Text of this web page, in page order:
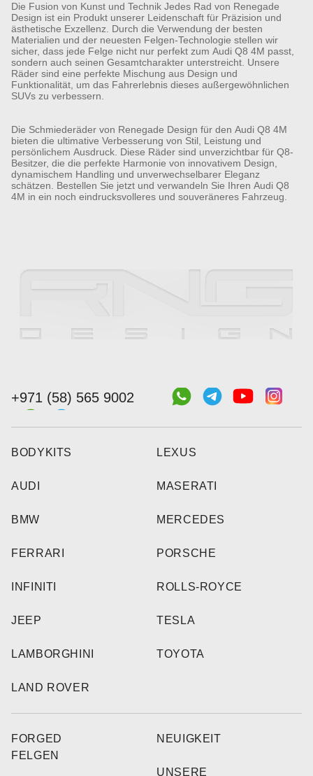
Die Fusion von Kunst und Technik Jedes Rad von Renegade
Design ist ein Produkt unserer Leidenschaft für Präzision und
ästhetische Exzellenz. Durch die Verwendung der besten
Materialien und der neuesten Felgen-Technologie stellen wir
sicher, dass jede Felge nicht nur perfekt zum Audi Q8 4M passt,
sondern auch seinen Gesamtcharakter unterstreicht. Unsere
Räder sind eine perfekte Mischung aus Design und
Funktionalität, um das Fahrerlebnis dieses außergewöhnlichen
SUVs zu verbessern.
Die Schmiederäder von Renegade Design für den Audi Q8 4M
bieten die ultimative Verbesserung von Stil, Leistung und
persönlichem Ausdruck. Diese Räder sind unverzichtbar für Q8-
Besitzer, die die perfekte Harmonie von innovativem Design,
dynamischem Handling und unverwechselbarer Eleganz
schätzen. Bestellen Sie jetzt und verwandeln Sie Ihren Audi Q8
4M in ein noch eindrucksvolleres und souveräneres Fahrzeug.
+971 (58) 565 9002
BODYKITS
AUDI
BMW
FERRARI
INFINITI
JEEP
LAMBORGHINI
LAND ROVER
LEXUS
MASERATI
MERCEDES
PORSCHE
ROLLS-ROYCE
TESLA
TOYOTA
FORGED
FELGEN
NEUIGKEIT
UNSERE